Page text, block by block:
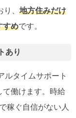
、 地方住みだけ
すめです。
あり
ルタイムサポート
て働けます。時給
稼ぐ自信がない人